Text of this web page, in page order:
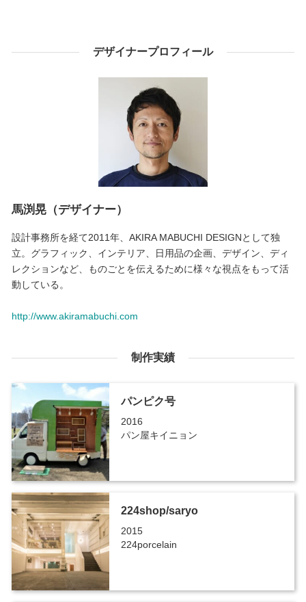
デザイナープロフィール
馬渕晃（デザイナー）
設計事務所を経て2011年、AKIRA MABUCHI DESIGNとして独
立。グラフィック、インテリア、日用品の企画、デザイン、ディ
レクションなど、ものごとを伝えるために様々な視点をもって活
動している。
http://www.akiramabuchi.com
制作実績
パンピク号
2016
パン屋キイニョン
224shop/saryo
2015
224porcelain